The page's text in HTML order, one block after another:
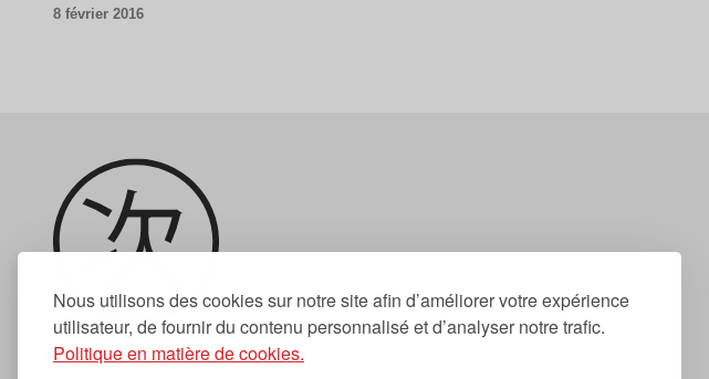
Nous utilisons des cookies sur notre site afin d’améliorer votre expérience
utilisateur, de fournir du contenu personnalisé et d’analyser notre trafic.
Politique en matière de cookies.
8 février 2016